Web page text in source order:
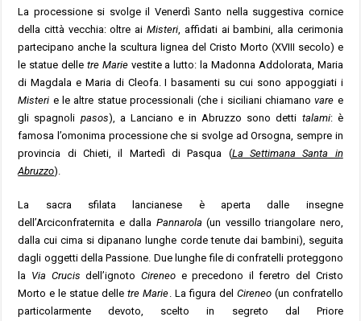
La processione si svolge il Venerdì Santo nella suggestiva cornice
della città vecchia: oltre ai Misteri , affidati ai bambini, alla cerimonia
partecipano anche la scultura lignea del Cristo Morto (XVIII secolo) e
le statue delle tre Marievestite a lutto: la Madonna Addolorata, Maria
di Magdala e Maria di Cleofa. I basamenti su cui sono appoggiati i
Misteri e le altre statue processionali (che i siciliani chiamanovare e
gli spagnoli pasos), a Lanciano e in Abruzzo sono detti talami: è
famosa l’omonima processione che si svolge ad Orsogna, sempre in
provincia di Chieti, il Martedì di Pasqua (La Settimana Santa in
Abruzzo).
La sacra sfilata lancianese è aperta dalle insegne
dell’Arciconfraternita e dalla Pannarola (un vessillo triangolare nero,
dalla cui cima si dipanano lunghe corde tenute dai bambini), seguita
dagli oggetti della Passione. Due lunghe file di confratelli proteggono
la Via Crucisdell’ignoto Cireneoe precedono il feretro del Cristo
Morto e le statue delletre Marie . Lafigura del Cireneo(un confratello
particolarmente devoto, scelto in segreto dal Priore